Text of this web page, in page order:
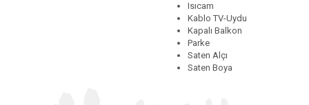
Isıcam
Kablo TV-Uydu
Kapalı Balkon
Parke
Saten Alçı
Saten Boya